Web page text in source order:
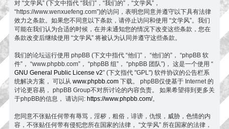
对 “文学风” (下文中指代 “我们”，“我们的”，“文学风”，
“https://www.wenxuefeng.com”)的访问，表明您同意并遵守以下具有法律
效力之条款。如果您不同意以下条款，请停止访问和使用 “文学风”。我们
可能在我们认为合适的时候，在并未通知您的情况下改变这些条款，您在
条款改变后继续使用 “文学风” 将被认为认同并遵守这些条款。
我们的论坛运行使用 phpBB (下文中指代 “他们”， “他们的”， “phpBB 软
件”， “www.phpbb.com”， “phpBB 组”， “phpBB 团队”)， 这是一个使用 “
GNU General Public License v2” (下文指代 "GPL") 软件协议的公告栏系
统解决方案， 可以从 www.phpbb.com 下载。 phpBB仅使基于 Internet 的
讨论更容易， phpBB Group不对所讨论的内容负责。 如果希望得到更多关
于phpBB的信息， 请访问: https://www.phpbb.com/。
您同意不张贴任何带有辱骂，淫秽，粗俗，诽谤，仇恨，威胁，色情的内
容，不张贴任何带有侵犯您所在国家的法律， “文学风” 所在国家的法律，